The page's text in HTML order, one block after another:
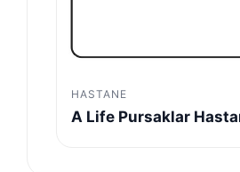
HASTANE
A Life Pursaklar